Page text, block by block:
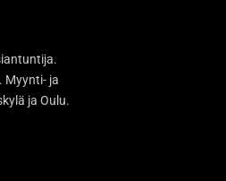
Myynti- ja
ja Oulu.